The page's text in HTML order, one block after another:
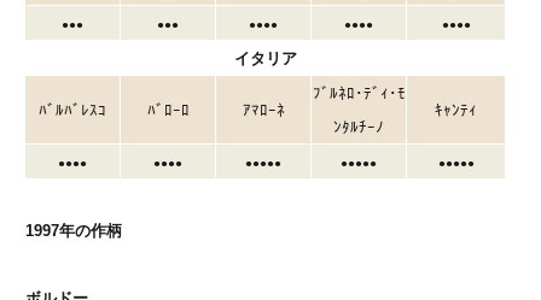
●●● ●●● ●●●● ●●●● ●●●●
イタリア
ﾊﾞﾙﾊﾞﾚｽｺ ﾊﾞﾛｰﾛ ｱﾏﾛｰﾈ
ﾌﾞﾙﾈﾛ･ﾃﾞｨ･ﾓ
ﾝﾀﾙﾁｰﾉ
ｷｬﾝﾃｨ
●●●● ●●●● ●●●●● ●●●●● ●●●●●
1997年の作柄